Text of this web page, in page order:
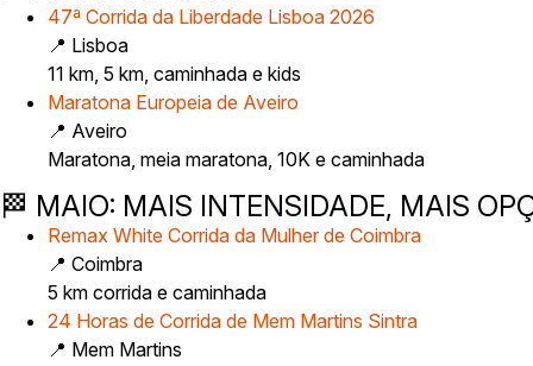
47ª Corrida da Liberdade Lisboa 2026
📍 Lisboa
11 km, 5 km, caminhada e kids
Maratona Europeia de Aveiro
📍 Aveiro
Maratona, meia maratona, 10K e caminhada
🏁 MAIO: MAIS INTENSIDADE, MAIS
Remax White Corrida da Mulher de Coimbra
📍 Coimbra
5 km corrida e caminhada
24 Horas de Corrida de Mem Martins Sintra
📍 Mem Martins